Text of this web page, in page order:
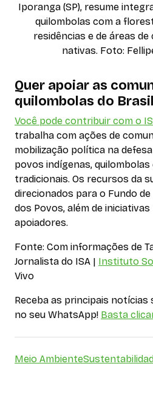
Iporanga (SP), resume
quilombolas com a
residências e de áreas
nativas. Foto:
Quer apoiar as
quilombolas do
Você pode contribuir com o
trabalha com ações de
mobilização política na
povos indígenas,
tradicionais. Os recursos da
direcionados para o Fundo
dos Povos, além de
apoiadores.
Fonte: Com informações de
Jornalista do ISA | Instituto
Vivo
Receba as principais
no seu WhatsApp! Basta
Meio Ambiente